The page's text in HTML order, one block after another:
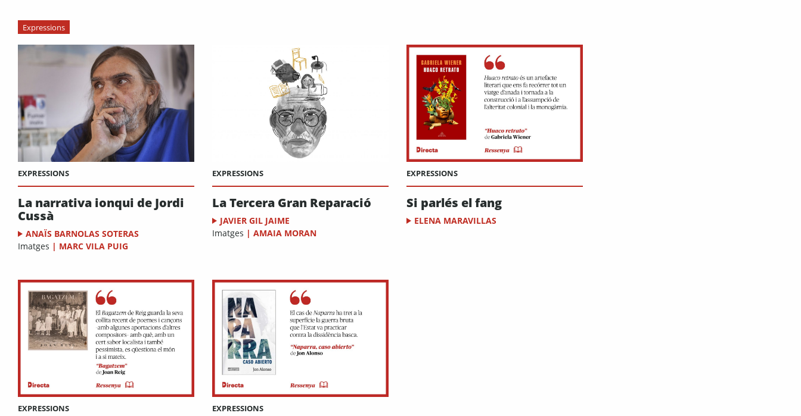
Expressions
EXPRESSIONS
La narrativa ionqui de Jordi
Cussà
ANAÏS BARNOLAS SOTERAS
Imatges | MARC VILA PUIG
EXPRESSIONS
La Tercera Gran Reparació
JAVIER GIL JAIME
Imatges | AMAIA MORAN
EXPRESSIONS
Si parlés el fang
ELENA MARAVILLAS
EXPRESSIONS EXPRESSIONS